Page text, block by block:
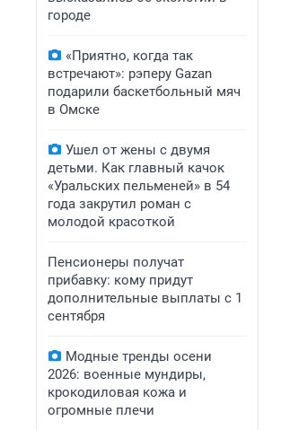
городе
«Приятно, когда так
встречают»: рэперу Gazan
подарили баскетбольный мяч
в Омске
Ушел от жены с двумя
детьми. Как главный качок
«Уральских пельменей» в 54
года закрутил роман с
молодой красоткой
Пенсионеры получат
прибавку: кому придут
дополнительные выплаты с 1
сентября
Модные тренды осени
2026: военные мундиры,
крокодиловая кожа и
огромные плечи